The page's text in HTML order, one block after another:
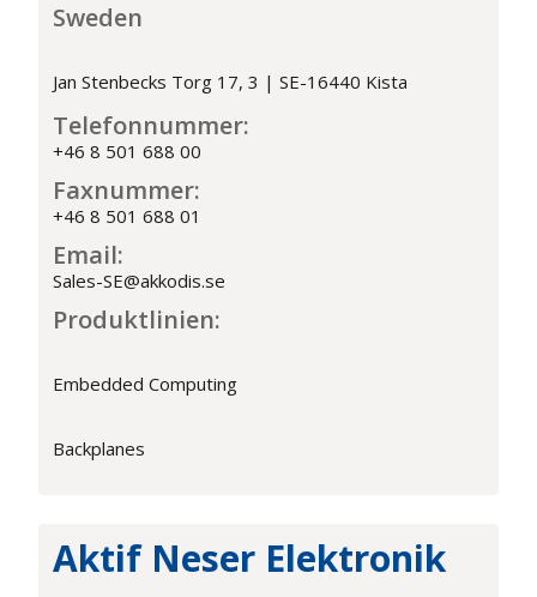
Sweden
Jan Stenbecks Torg 17, 3 | SE-16440 Kista
Telefonnummer:
+46 8 501 688 00
Faxnummer:
+46 8 501 688 01
Email:
Sales-SE@akkodis.se
Produktlinien:
Embedded Computing
Backplanes
Aktif Neser Elektronik